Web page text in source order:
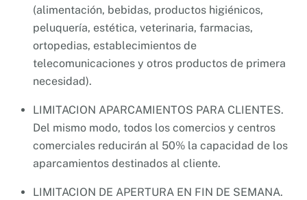
(alimentación, bebidas, productos higiénicos,
peluquería, estética, veterinaria, farmacias,
ortopedias, establecimientos de
telecomunicaciones y otros productos de primera
necesidad).
LIMITACION APARCAMIENTOS PARA CLIENTES.
Del mismo modo, todos los comercios y centros
comerciales reducirán al 50% la capacidad de los
aparcamientos destinados al cliente.
LIMITACION DE APERTURA EN FIN DE SEMANA.